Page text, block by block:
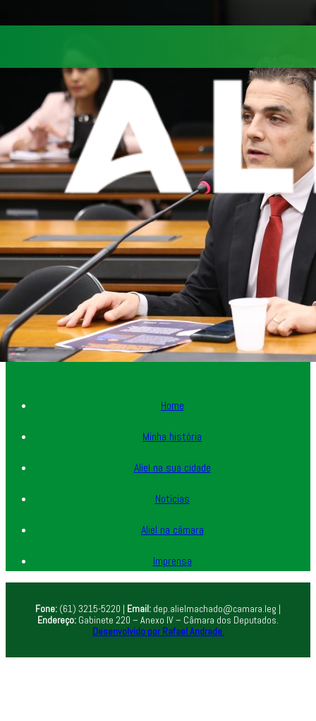
Tagged in
enchente
Home
Minha história
Aliel na sua cidade
Notícias
Aliel na câmara
Imprensa
Fone: (61) 3215-5220 | Email: dep.alielmachado@camara.leg |
Endereço: Gabinete 220 – Anexo IV – Câmara dos Deputados.
Desenvolvido por Rafael Andrade.